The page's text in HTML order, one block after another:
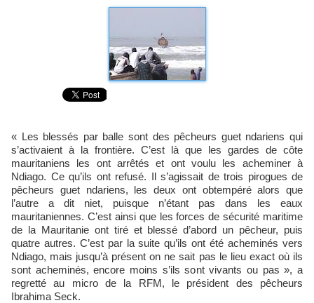
« Les blessés par balle sont des pêcheurs guet ndariens qui
s’activaient à la frontière. C’est là que les gardes de côte
mauritaniens les ont arrêtés et ont voulu les acheminer à
Ndiago. Ce qu’ils ont refusé. Il s’agissait de trois pirogues de
pêcheurs guet ndariens, les deux ont obtempéré alors que
l’autre a dit niet, puisque n’étant pas dans les eaux
mauritaniennes. C’est ainsi que les forces de sécurité maritime
de la Mauritanie ont tiré et blessé d’abord un pêcheur, puis
quatre autres. C’est par la suite qu’ils ont été acheminés vers
Ndiago, mais jusqu’à présent on ne sait pas le lieu exact où ils
sont acheminés, encore moins s’ils sont vivants ou pas », a
regretté au micro de la RFM, le président des pêcheurs
Ibrahima Seck.